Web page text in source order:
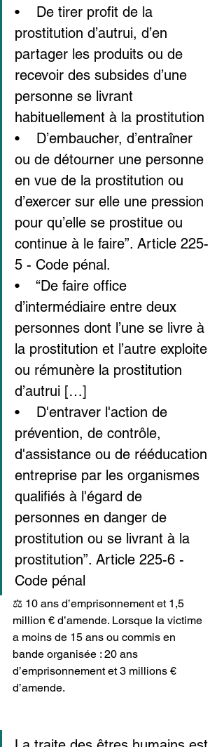
•    De tirer profit de la
prostitution d’autrui, d’en
partager les produits ou de
recevoir des subsides d’une
personne se livrant
habituellement à la prostitution
•    D’embaucher, d’entraîner
ou de détourner une personne
en vue de la prostitution ou
d’exercer sur elle une pression
pour qu’elle se prostitue ou
continue à le faire”. Article 225-
5 - Code pénal.
•    “De faire office
d’intermédiaire entre deux
personnes dont l’une se livre à
la prostitution et l’autre exploite
ou rémunère la prostitution
d’autrui […]
•    D'entraver l'action de
prévention, de contrôle,
d'assistance ou de rééducation
entreprise par les organismes
qualifiés à l'égard de
personnes en danger de
prostitution ou se livrant à la
prostitution”. Article 225-6 -
Code pénal
⚖️ 10 ans d’emprisonnement et 1,5
million € d’amende. Lorsque la victime
a moins de 15 ans ou commis en
bande organisée : 20 ans
d’emprisonnement et 3 millions €
d’amende.